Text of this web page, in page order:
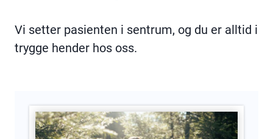
Vi setter pasienten i sentrum, og du er alltid i
trygge hender hos oss.